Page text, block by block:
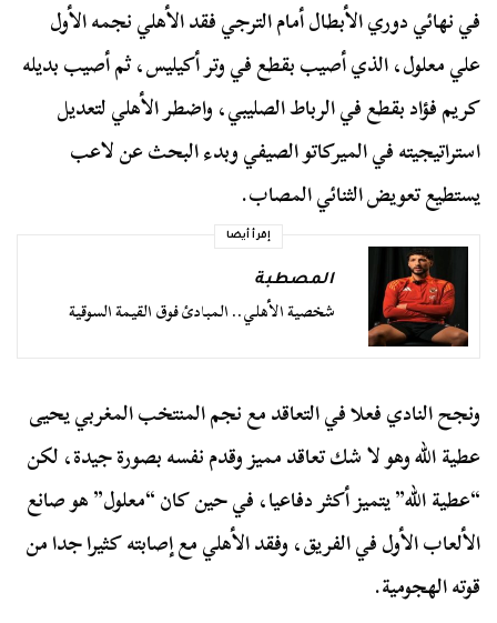
في نهائي دوري الأبطال أمام الترجي فقد الأهلي نجمه الأول
علي معلول، الذي أصيب بقطع في وتر أكيليس، ثم أصيب بديله
كريم فؤاد بقطع في الرباط الصليبي، واضطر الأهلي لتعديل
استراتيجيته في الميركاتو الصيفي وبدء البحث عن لاعب
يستطيع تعويض الثنائي المصاب.
إقرأ أيضا
المصطبة
شخصية الأهلي.. المبادئ فوق القيمة السوقية
ونجح النادي فعلا في التعاقد مع نجم المنتخب المغربي يحيى
عطية الله وهو لا شك تعاقد مميز وقدم نفسه بصورة جيدة، لكن
“عطية الله” يتميز أكثر دفاعيا، في حين كان “معلول” هو صانع
الألعاب الأول في الفريق، وفقد الأهلي مع إصابته كثيرا جدا من
قوته الهجومية.